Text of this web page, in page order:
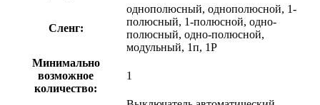
Сленг:
однополюсный, однополюсной, 1-
полюсный, 1-полюсной, одно-
полюсный, одно-полюсной,
модульный, 1п, 1P
Минимально
возможное
количество:
1